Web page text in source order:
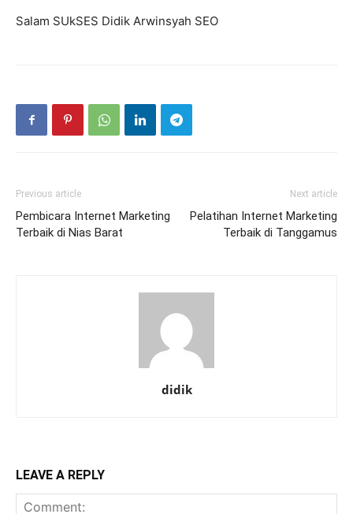
Salam SUkSES Didik Arwinsyah SEO
Previous article
Pembicara Internet Marketing
Terbaik di Nias Barat
Next article
Pelatihan Internet Marketing
Terbaik di Tanggamus
didik
LEAVE A REPLY